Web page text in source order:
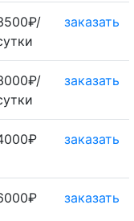
заказать
заказать
заказать
заказать